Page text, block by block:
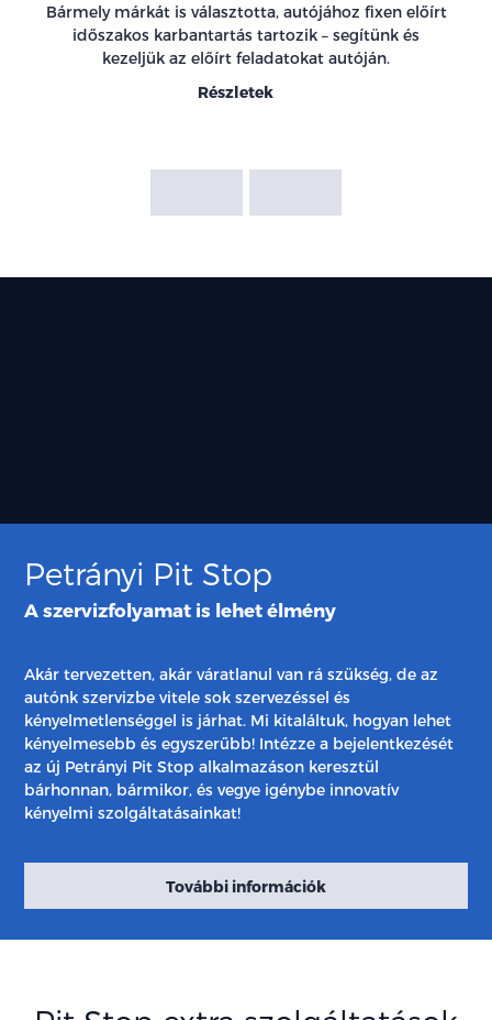
Bármely márkát is választotta, autójához fixen előírt
időszakos karbantartás tartozik – segítünk és
kezeljük az előírt feladatokat autóján.
Részletek
Petrányi Pit Stop
A szervizfolyamat is lehet élmény
Akár tervezetten, akár váratlanul van rá szükség, de az
autónk szervizbe vitele sok szervezéssel és
kényelmetlenséggel is járhat. Mi kitaláltuk, hogyan lehet
kényelmesebb és egyszerűbb! Intézze a bejelentkezését
az új Petrányi Pit Stop alkalmazáson keresztül
bárhonnan, bármikor, és vegye igénybe innovatív
kényelmi szolgáltatásainkat!
További információk